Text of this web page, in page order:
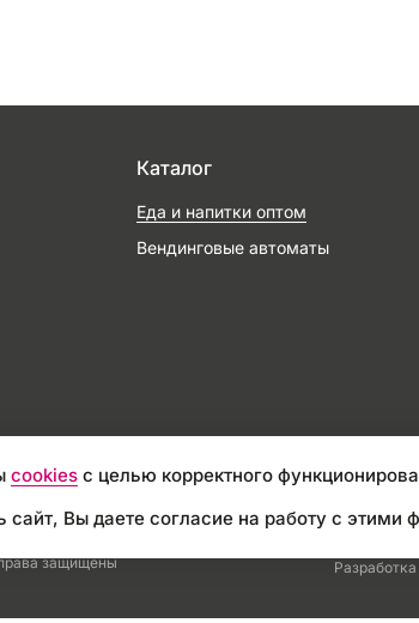
cookies с целью корректного
сайт, Вы даете согласие на работу с этими
Каталог
Еда и напитки оптом
Вендинговые автоматы
Разработка
защищены